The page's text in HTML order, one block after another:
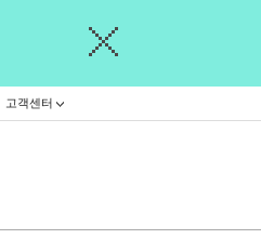
고객센터